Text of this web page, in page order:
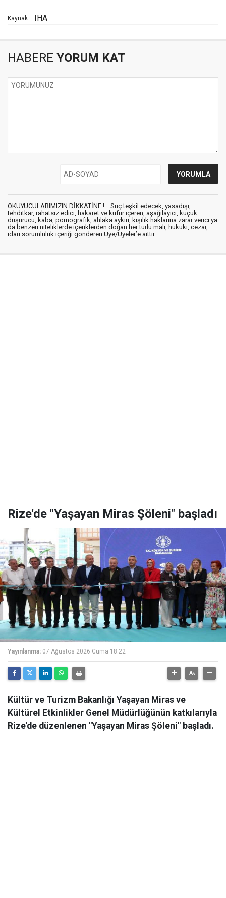
Kaynak: IHA
HABERE YORUM KAT
OKUYUCULARIMIZIN DİKKATİNE !... Suç teşkil edecek, yasadışı,
tehditkar, rahatsız edici, hakaret ve küfür içeren, aşağılayıcı, küçük
düşürücü, kaba, pornografik, ahlaka aykırı, kişilik haklarına zarar verici ya
da benzeri niteliklerde içeriklerden doğan her türlü mali, hukuki, cezai,
idari sorumluluk içeriği gönderen Üye/Üyeler’e aittir.
Rize'de "Yaşayan Miras Şöleni" başladı
Yayınlanma: 07 Ağustos 2026 Cuma 18:22
Kültür ve Turizm Bakanlığı Yaşayan Miras ve
Kültürel Etkinlikler Genel Müdürlüğünün katkılarıyla
Rize'de düzenlenen "Yaşayan Miras Şöleni" başladı.